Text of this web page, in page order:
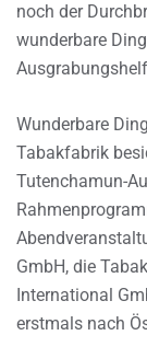
noch der
wunderbare
Wunderbare
Tabakfabrik
Tutenchamun-
GmbH, die
International
erstmals nach